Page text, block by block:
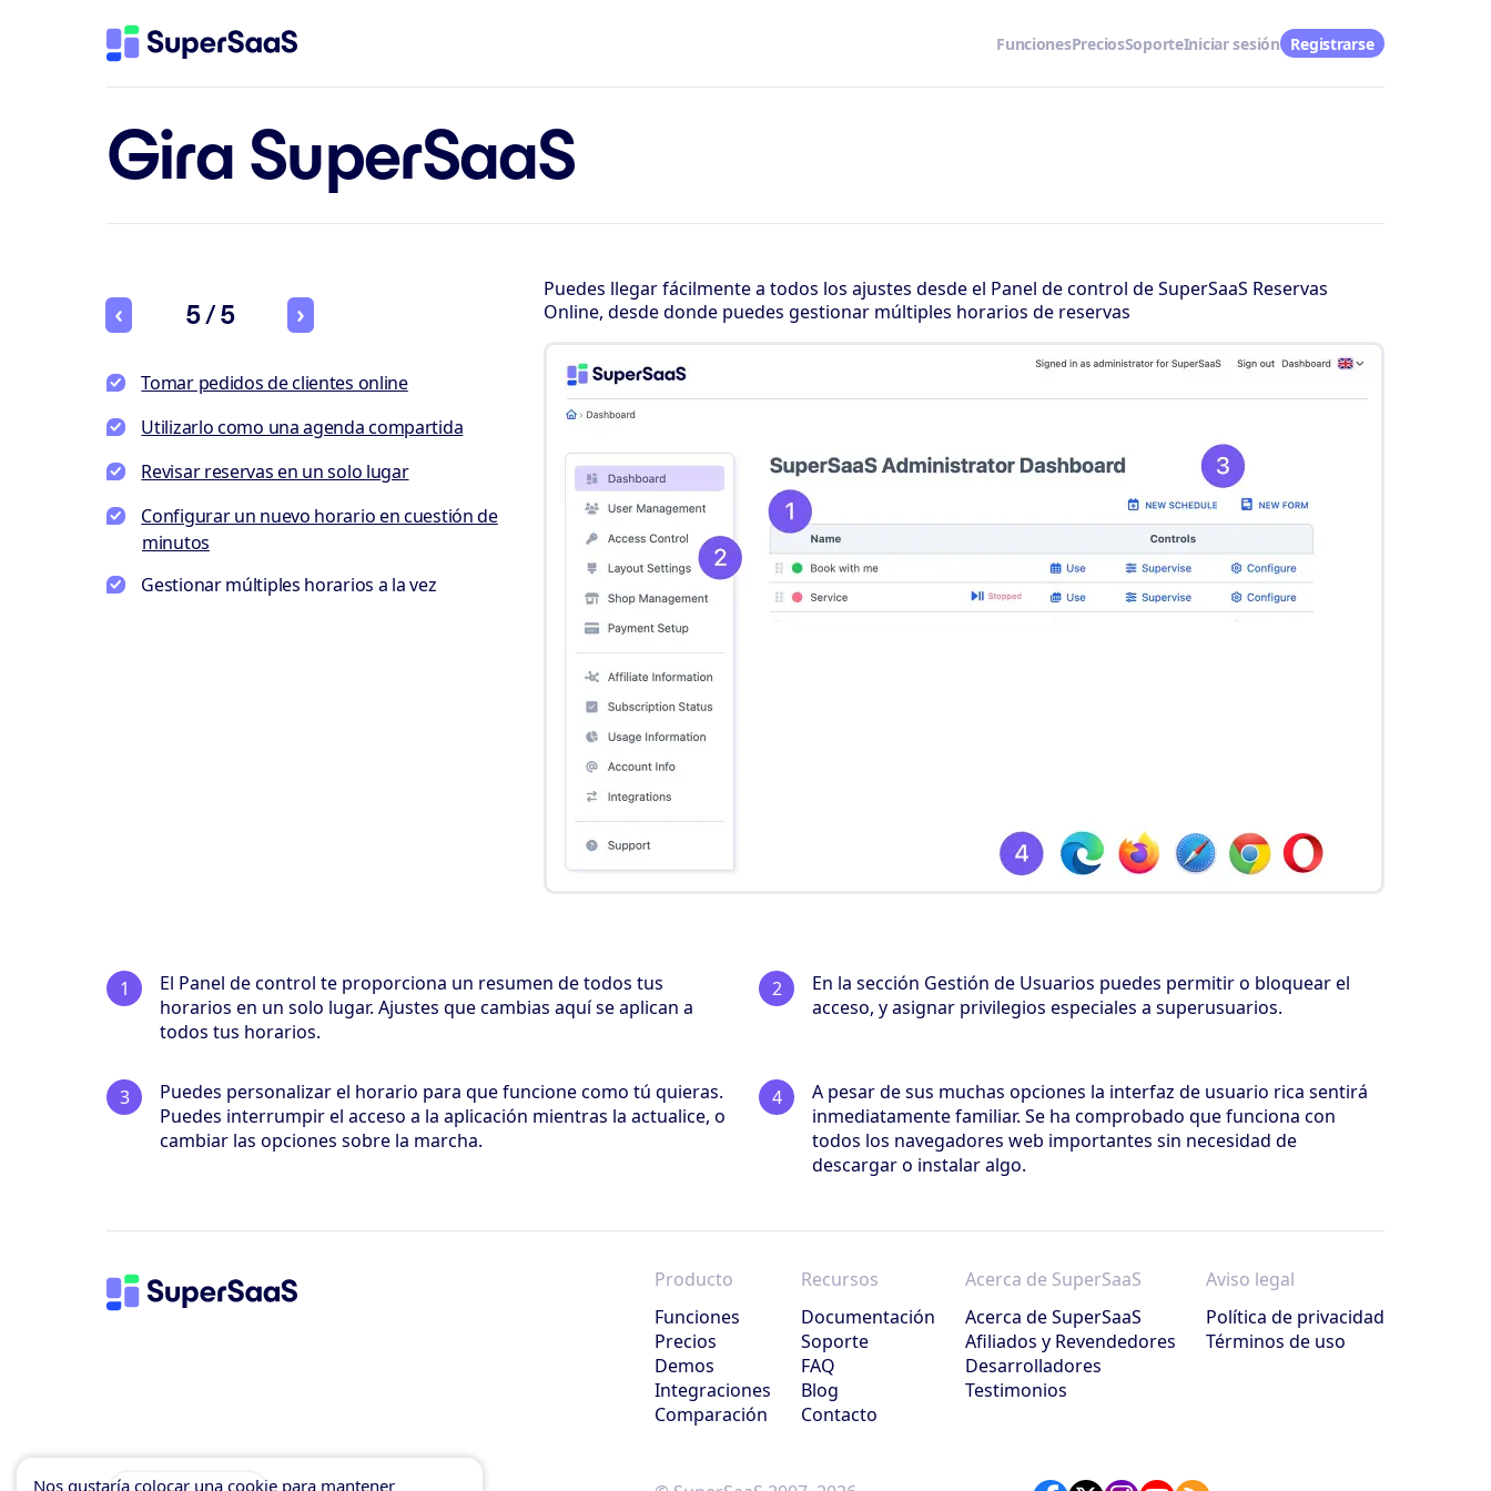
FuncionesPreciosSoporteIniciar sesión Registrarse
Gira SuperSaaS
5 / 5
Tomar pedidos de clientes online
Utilizarlo como una agenda compartida
Revisar reservas en un solo lugar
Configurar un nuevo horario en cuestión de
minutos
Gestionar múltiples horarios a la vez
Puedes llegar fácilmente a todos los ajustes desde el Panel de control de SuperSaaS Reservas
Online, desde donde puedes gestionar múltiples horarios de reservas
El Panel de control te proporciona un resumen de todos tus
horarios en un solo lugar. Ajustes que cambias aquí se aplican a
todos tus horarios.
En la sección Gestión de Usuarios puedes permitir o bloquear el
acceso, y asignar privilegios especiales a superusuarios.
Puedes personalizar el horario para que funcione como tú quieras.
Puedes interrumpir el acceso a la aplicación mientras la actualice, o
cambiar las opciones sobre la marcha.
A pesar de sus muchas opciones la interfaz de usuario rica sentirá
inmediatamente familiar. Se ha comprobado que funciona con
todos los navegadores web importantes sin necesidad de
descargar o instalar algo.
Nos gustaría colocar una cookie para mantener
Producto
Funciones
Precios
Demos
Integraciones
Comparación
Recursos
Documentación
Soporte
FAQ
Blog
Contacto
Acerca de SuperSaaS
Acerca de SuperSaaS
Afiliados y Revendedores
Desarrolladores
Testimonios
Aviso legal
Política de privacidad
Términos de uso